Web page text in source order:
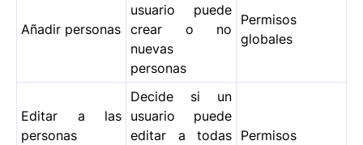
Añadir personas
usuario puede
crear o no
nuevas
personas
Permisos
globales
Editar a las
personas
Decide si un
usuario puede
editar a todas Permisos